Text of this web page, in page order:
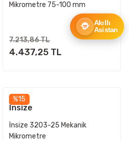
Mikrometre 75-100 mm
7.213,86 TL
4.437,25 TL
%15
İnsize
İnsize 3203-25 Mekanik
Mikrometre
Akıllı
Asistan